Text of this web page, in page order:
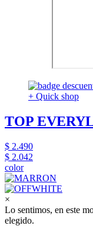
+ Quick shop
TOP
$ 2.490
$ 2.042
color
×
Lo sentimos, en este
elegido.